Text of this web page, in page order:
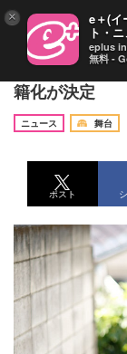
本田礼生の初
籍化が決定
ニュース
舞台
ポスト
× e＋(イ
ト・
eplus
無料 -